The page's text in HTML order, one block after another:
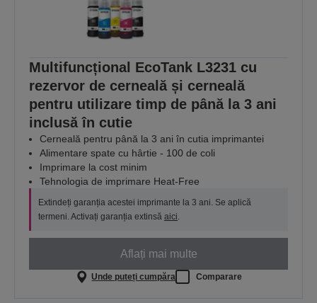
Multifuncțional EcoTank L3231 cu
rezervor de cerneală și cerneală
pentru utilizare timp de până la 3 ani
inclusă în cutie
Cerneală pentru până la 3 ani în cutia imprimantei
Alimentare spate cu hârtie - 100 de coli
Imprimare la cost minim
Tehnologia de imprimare Heat-Free
Extindeți garanția acestei imprimante la 3 ani. Se aplică
termeni. Activați garanția extinsă aici.
Aflați mai multe
Unde puteți cumpăra Comparare